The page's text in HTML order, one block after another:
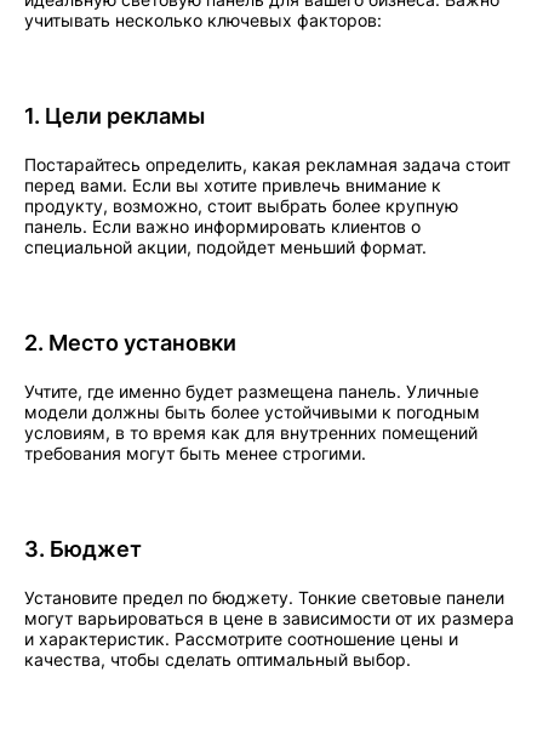
учитывать несколько ключевых факторов:
1. Цели рекламы
Постарайтесь определить, какая рекламная задача стоит
перед вами. Если вы хотите привлечь внимание к
продукту, возможно, стоит выбрать более крупную
панель. Если важно информировать клиентов о
специальной акции, подойдет меньший формат.
2. Место установки
Учтите, где именно будет размещена панель. Уличные
модели должны быть более устойчивыми к погодным
условиям, в то время как для внутренних помещений
требования могут быть менее строгими.
3. Бюджет
Установите предел по бюджету. Тонкие световые панели
могут варьироваться в цене в зависимости от их размера
и характеристик. Рассмотрите соотношение цены и
качества, чтобы сделать оптимальный выбор.